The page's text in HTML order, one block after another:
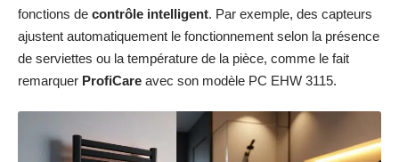
fonctions de contrôle intelligent. Par exemple, des capteurs
ajustent automatiquement le fonctionnement selon la présence
de serviettes ou la température de la pièce, comme le fait
remarquer ProfiCare avec son modèle PC EHW 3115.